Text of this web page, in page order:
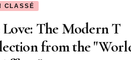
CLASSÉ
Love: The Modern T
from the